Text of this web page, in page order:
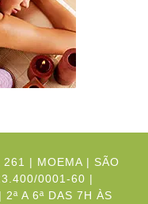
261 | MOEMA | SÃO
0001-60 |
A 6ª DAS 7H ÀS